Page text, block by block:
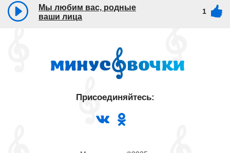
Мы любим вас, родные
ваши лица
1
Присоединяйтесь: